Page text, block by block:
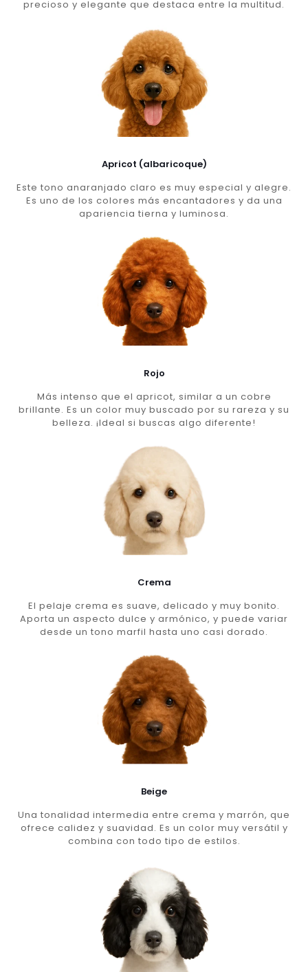
precioso y elegante que destaca entre la multitud.
Apricot (albaricoque)
Este tono anaranjado claro es muy especial y alegre.
Es uno de los colores más encantadores y da una
apariencia tierna y luminosa.
Rojo
Más intenso que el apricot, similar a un cobre
brillante. Es un color muy buscado por su rareza y su
belleza. ¡Ideal si buscas algo diferente!
Crema
El pelaje crema es suave, delicado y muy bonito.
Aporta un aspecto dulce y armónico, y puede variar
desde un tono marfil hasta uno casi dorado.
Beige
Una tonalidad intermedia entre crema y marrón, que
ofrece calidez y suavidad. Es un color muy versátil y
combina con todo tipo de estilos.